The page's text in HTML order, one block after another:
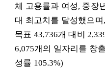
체 고용률과 여성, 중장
대 최고치를 달성했으며 ,
목표 43,736개 대비
6,075개의 일자리를 창
성률 105.3%)